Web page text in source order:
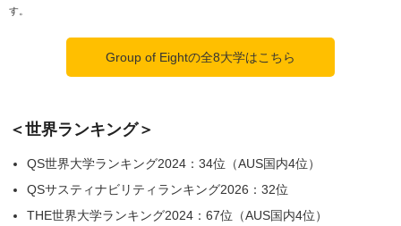
す。
Group of Eightの全8大学はこちら
＜世界ランキング＞
QS世界大学ランキング2024：34位（AUS国内4位）
QSサスティナビリティランキング2026：32位
THE世界大学ランキング2024：67位（AUS国内4位）